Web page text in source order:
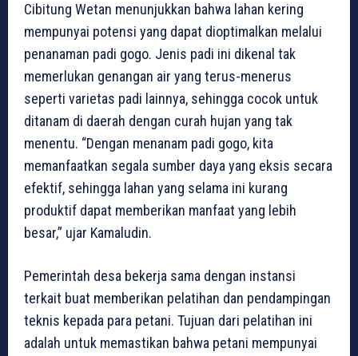
Cibitung Wetan menunjukkan bahwa lahan kering
mempunyai potensi yang dapat dioptimalkan melalui
penanaman padi gogo. Jenis padi ini dikenal tak
memerlukan genangan air yang terus-menerus
seperti varietas padi lainnya, sehingga cocok untuk
ditanam di daerah dengan curah hujan yang tak
menentu. “Dengan menanam padi gogo, kita
memanfaatkan segala sumber daya yang eksis secara
efektif, sehingga lahan yang selama ini kurang
produktif dapat memberikan manfaat yang lebih
besar,” ujar Kamaludin.
Pemerintah desa bekerja sama dengan instansi
terkait buat memberikan pelatihan dan pendampingan
teknis kepada para petani. Tujuan dari pelatihan ini
adalah untuk memastikan bahwa petani mempunyai